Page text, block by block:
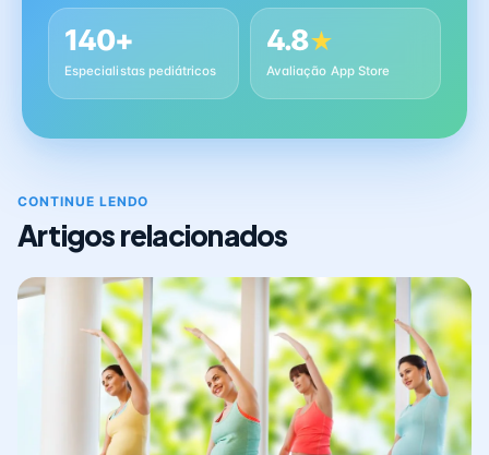
140+
Especialistas pediátricos
4.8★
Avaliação App Store
CONTINUE LENDO
Artigos relacionados